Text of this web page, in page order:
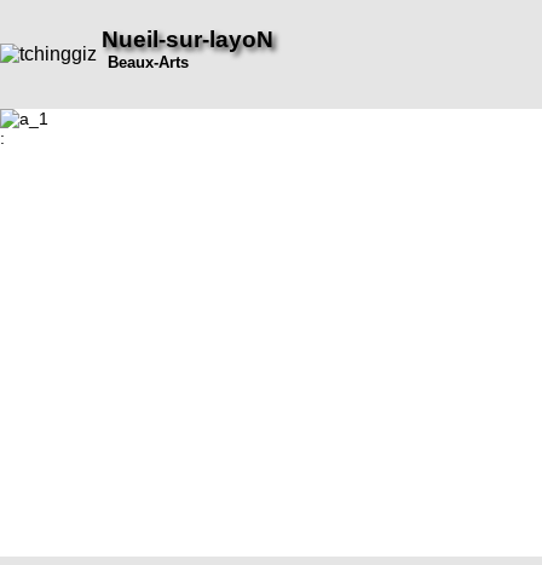
Nueil-sur-layoN
Beaux-Arts
: